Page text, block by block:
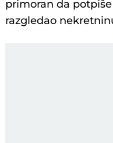
primoran da
razgledao